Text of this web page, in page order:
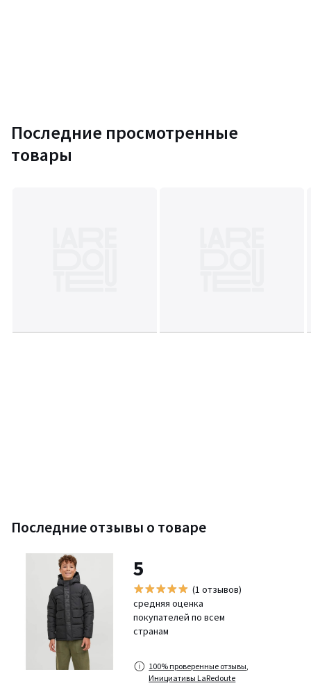
Последние просмотренные
товары
Последние отзывы о товаре
5
(1 отзывов)
средняя оценка
покупателей по всем
странам
100% проверенные отзывы,
Инициативы LaRedoute